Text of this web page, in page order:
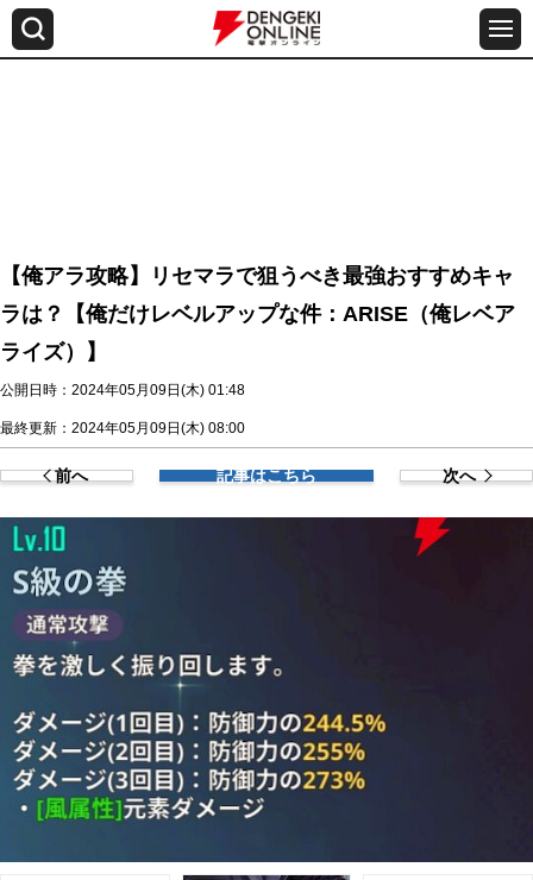
【俺アラ攻略】リセマラで狙うべき最強おすすめキャ
ラは？【俺だけレベルアップな件：ARISE（俺レベア
ライズ）】
公開日時：2024年05月09日(木) 01:48
最終更新：2024年05月09日(木) 08:00
前へ 記事はこちら 次へ